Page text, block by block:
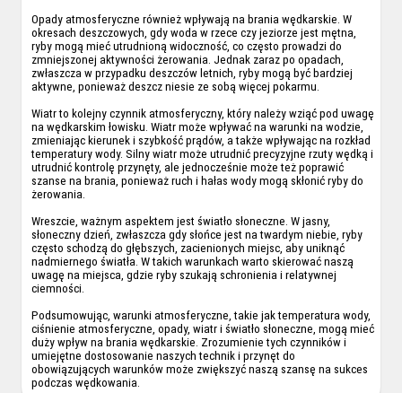
Opady atmosferyczne również wpływają na brania wędkarskie. W
okresach deszczowych, gdy woda w rzece czy jeziorze jest mętna,
ryby mogą mieć utrudnioną widoczność, co często prowadzi do
zmniejszonej aktywności żerowania. Jednak zaraz po opadach,
zwłaszcza w przypadku deszczów letnich, ryby mogą być bardziej
aktywne, ponieważ deszcz niesie ze sobą więcej pokarmu.
Wiatr to kolejny czynnik atmosferyczny, który należy wziąć pod uwagę
na wędkarskim łowisku. Wiatr może wpływać na warunki na wodzie,
zmieniając kierunek i szybkość prądów, a także wpływając na rozkład
temperatury wody. Silny wiatr może utrudnić precyzyjne rzuty wędką i
utrudnić kontrolę przynęty, ale jednocześnie może też poprawić
szanse na brania, ponieważ ruch i hałas wody mogą skłonić ryby do
żerowania.
Wreszcie, ważnym aspektem jest światło słoneczne. W jasny,
słoneczny dzień, zwłaszcza gdy słońce jest na twardym niebie, ryby
często schodzą do głębszych, zacienionych miejsc, aby uniknąć
nadmiernego światła. W takich warunkach warto skierować naszą
uwagę na miejsca, gdzie ryby szukają schronienia i relatywnej
ciemności.
Podsumowując, warunki atmosferyczne, takie jak temperatura wody,
ciśnienie atmosferyczne, opady, wiatr i światło słoneczne, mogą mieć
duży wpływ na brania wędkarskie. Zrozumienie tych czynników i
umiejętne dostosowanie naszych technik i przynęt do
obowiązujących warunków może zwiększyć naszą szansę na sukces
podczas wędkowania.